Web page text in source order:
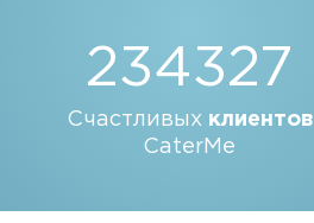
234327
Счастливых клиентов
CaterMe